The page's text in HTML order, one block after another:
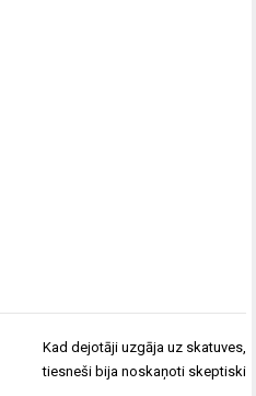
Kad dejotāji uzgāja uz skatuves,
tiesneši bija noskaņoti skeptiski